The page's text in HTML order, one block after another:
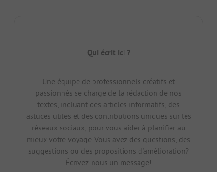
Qui écrit ici ?
Une équipe de professionnels créatifs et
passionnés se charge de la rédaction de nos
textes, incluant des articles informatifs, des
astuces utiles et des contributions uniques sur les
réseaux sociaux, pour vous aider à planifier au
mieux votre voyage. Vous avez des questions, des
suggestions ou des propositions d'amélioration?
Écrivez-nous un message!